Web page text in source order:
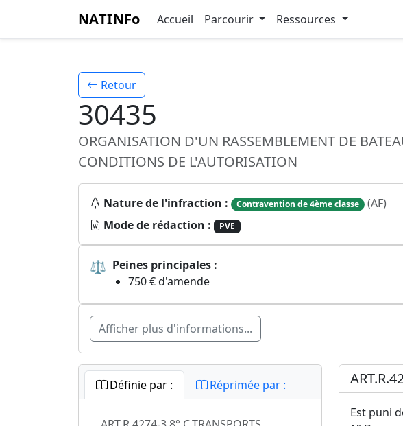
NATINFo Accueil Parcourir Ressources
Retour
30435
ORGANISATION D'UN RASSEMBLEMENT DE
CONDITIONS DE L'AUTORISATION
Nature de l'infraction : Contravention de 4ème classe (AF)
Mode de rédaction :
PVE
⚖ Peines principales :
750 € d'amende
Afficher plus d'informations...
Définie par : Réprimée par :
Est puni